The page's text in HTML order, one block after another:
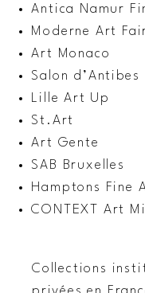
Antica Namur
Moderne Art
Art Monaco
Salon d’Antibes
Lille Art Up
St.Art
Art Gente
SAB Bruxelles
Hamptons Fine
CONTEXT Art
Collections